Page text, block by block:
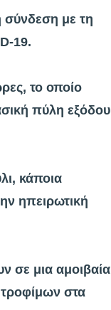
σύνδεση με τη
19.
το οποίο
πύλη εξόδου
κάποια
ηπειρωτική
σε μια αμοιβαία
στα